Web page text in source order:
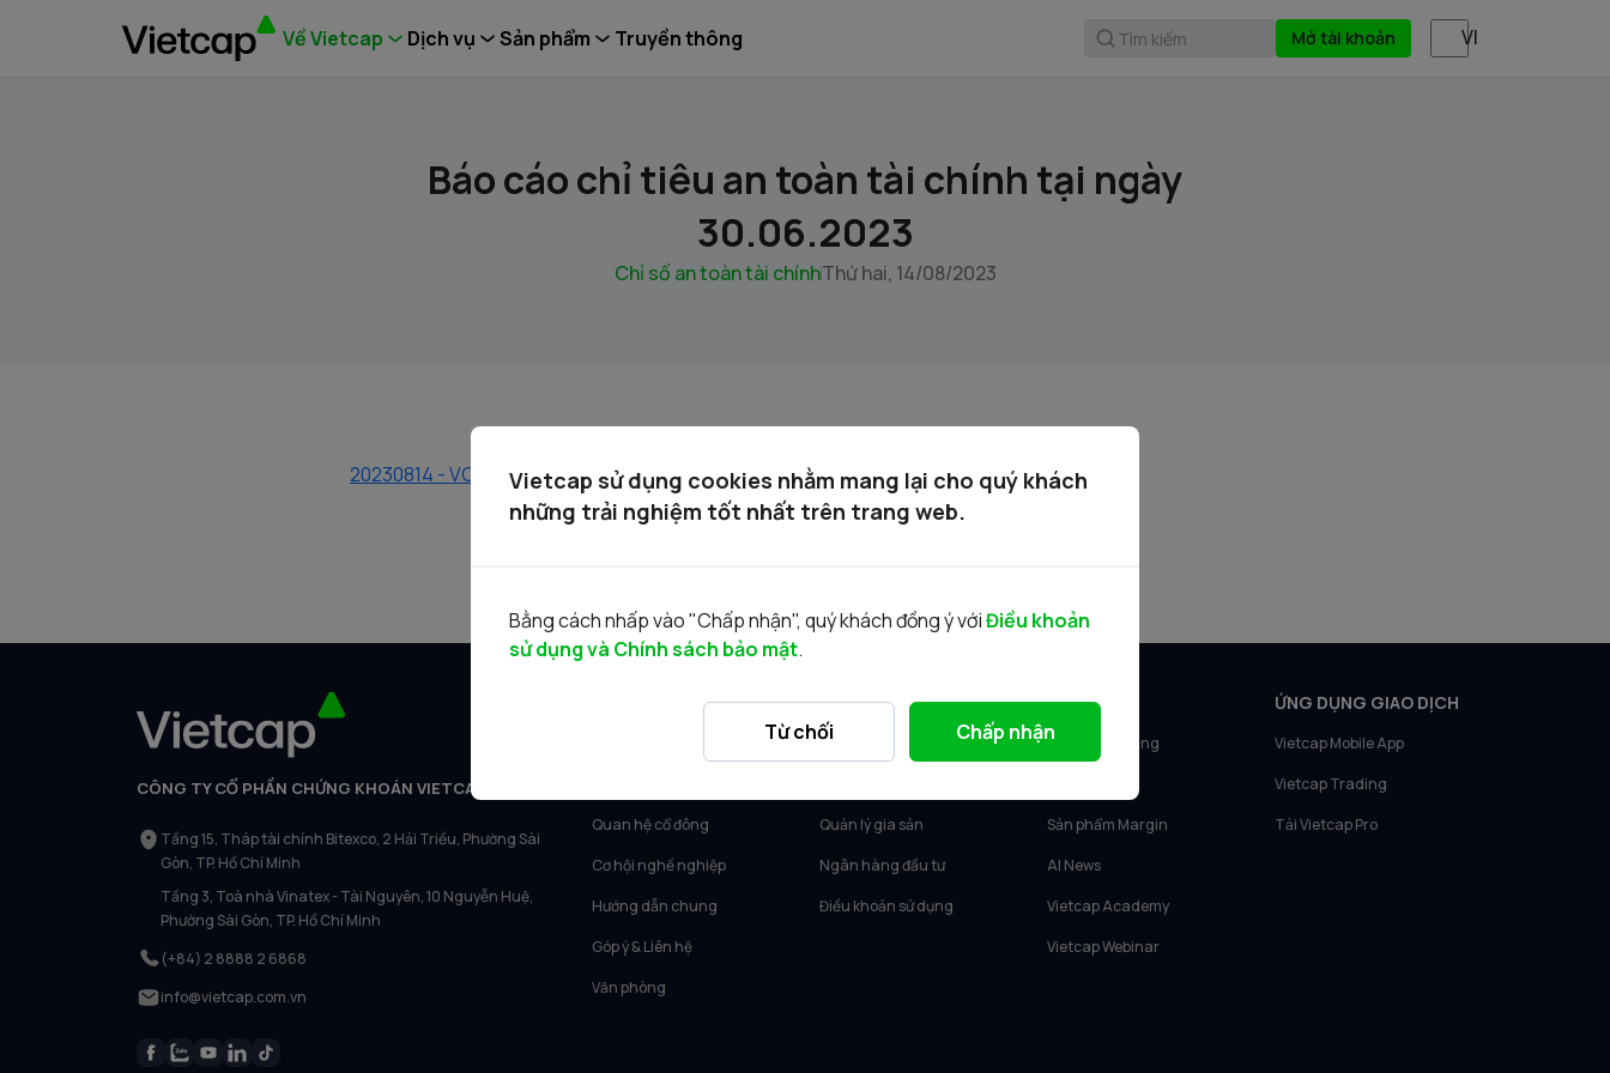
Về Vietcap Dịch vụ Sản phẩm Truyền thông Tìm kiếm Mở tài khoản
Báo cáo chỉ tiêu an toàn tài chính tại ngày
30.06.2023
Chỉ số an toàn tài chínhThứ hai, 14/08/2023
20230814 - VCI - BC TY LE ATTC 30.06.2023.Full.pdf
CÔNG TY CỔ PHẦN CHỨNG KHOÁN VIETCAP
Tầng 15, Tháp tài chính Bitexco, 2 Hải Triều, Phường Sài
Gòn, TP. Hồ Chí Minh
Tầng 3, Toà nhà Vinatex - Tài Nguyên, 10 Nguyễn Huệ,
Phường Sài Gòn, TP. Hồ Chí Minh
(+84) 2 8888 2 6868
info@vietcap.com.vn
Quan hệ cổ đông
Cơ hội nghề nghiệp
Hướng dẫn chung
Góp ý & Liên hệ
Văn phòng
DỊCH VỤ
Tư vấn KH Cá nhân
Quản lý gia sản
Ngân hàng đầu tư
Điều khoản sử dụng
SẢN PHẨM
Vietcap Trading
Sản phẩm Margin
AI News
Vietcap Academy
Vietcap Webinar
ỨNG DỤNG GIAO DỊCH
Vietcap Mobile App
Vietcap Trading
Tải Vietcap Pro
Vietcap sử dụng cookies nhằm mang lại cho quý khách
những trải nghiệm tốt nhất trên trang web.
Bằng cách nhấp vào "Chấp nhận", quý khách đồng ý vớiĐiều khoản
sử dụng và Chính sách bảo mật.
Từ chối Chấp nhận